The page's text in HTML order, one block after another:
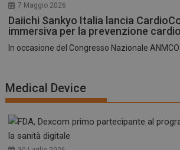
7 Maggio 2026
Daiichi Sankyo Italia lancia
immersiva per la prevenzione
In occasione del Congresso Nazionale ANMCO
Medical Device